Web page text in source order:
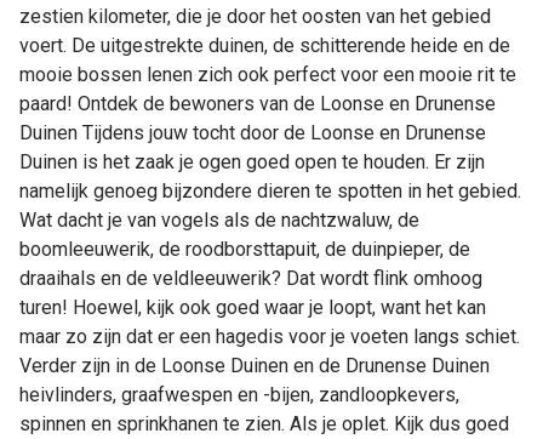
zestien kilometer, die je door het oosten van het gebied
voert. De uitgestrekte duinen, de schitterende heide en de
mooie bossen lenen zich ook perfect voor een mooie rit te
paard! Ontdek de bewoners van de Loonse en Drunense
Duinen Tijdens jouw tocht door de Loonse en Drunense
Duinen is het zaak je ogen goed open te houden. Er zijn
namelijk genoeg bijzondere dieren te spotten in het gebied.
Wat dacht je van vogels als de nachtzwaluw, de
boomleeuwerik, de roodborsttapuit, de duinpieper, de
draaihals en de veldleeuwerik? Dat wordt flink omhoog
turen! Hoewel, kijk ook goed waar je loopt, want het kan
maar zo zijn dat er een hagedis voor je voeten langs schiet.
Verder zijn in de Loonse Duinen en de Drunense Duinen
heivlinders, graafwespen en -bijen, zandloopkevers,
spinnen en sprinkhanen te zien. Als je oplet. Kijk dus goed